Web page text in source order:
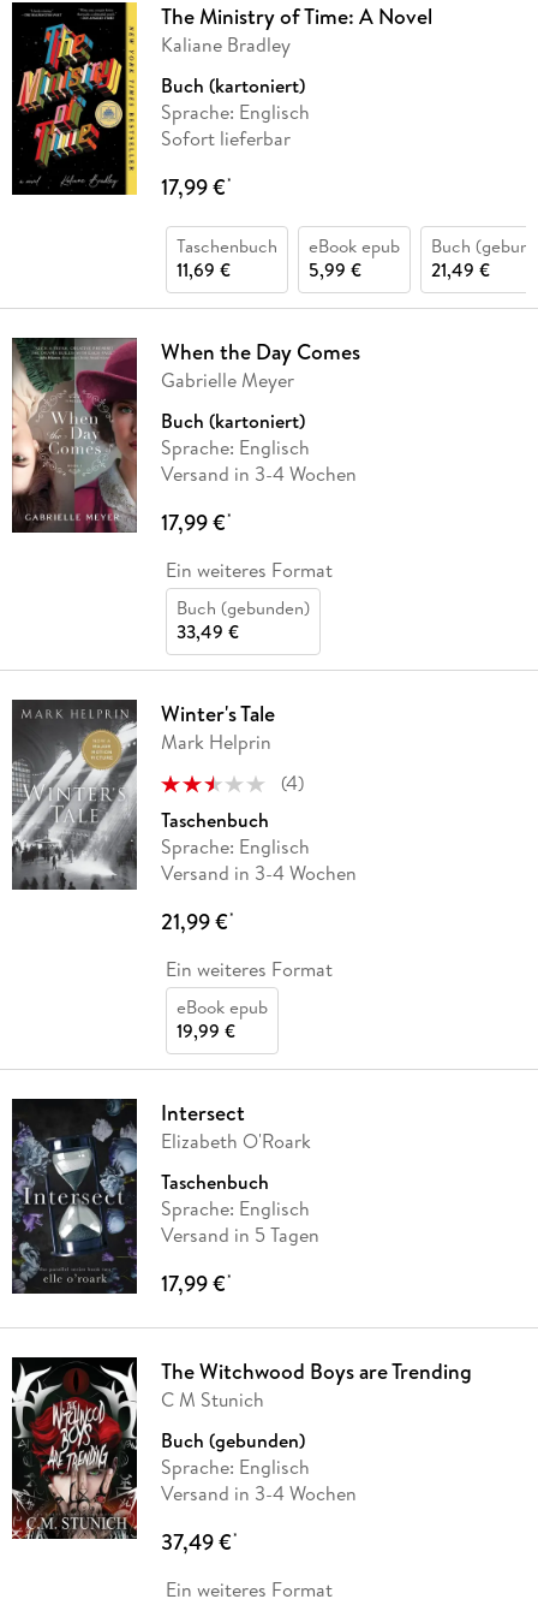
The Ministry of Time: A Novel
Kaliane Bradley
Buch (kartoniert)
Sprache: Englisch
Sofort lieferbar
17,99 €*
Taschenbuch
11,69 €
eBook epub
5,99 €
Buch
21,49 €
When the Day Comes
Gabrielle Meyer
Buch (kartoniert)
Sprache: Englisch
Versand in 3-4 Wochen
17,99 €*
Ein weiteres Format
Buch (gebunden)
33,49 €
Winter's Tale
Mark Helprin
(4)
Taschenbuch
Sprache: Englisch
Versand in 3-4 Wochen
21,99 €*
Ein weiteres Format
eBook epub
19,99 €
Intersect
Elizabeth O'Roark
Taschenbuch
Sprache: Englisch
Versand in 5 Tagen
17,99 €*
The Witchwood Boys are Trending
C M Stunich
Buch (gebunden)
Sprache: Englisch
Versand in 3-4 Wochen
37,49 €*
Ein weiteres Format